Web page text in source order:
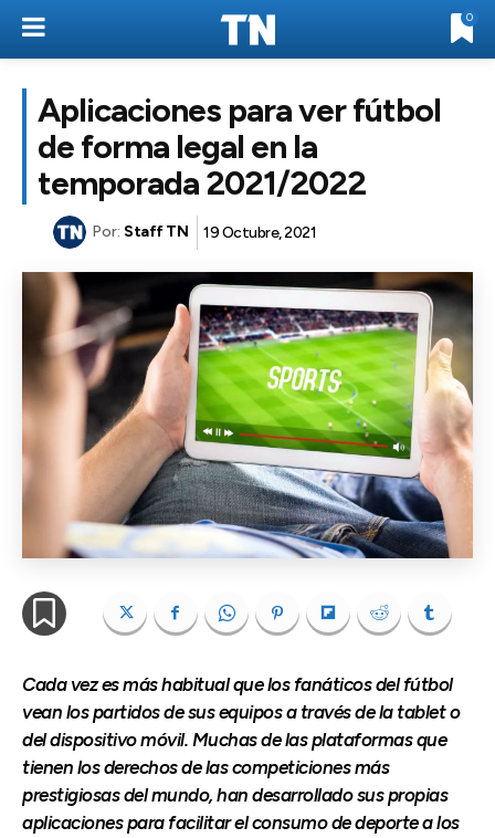
0
Aplicaciones para ver fútbol
de forma legal en la
temporada 2021/2022
Por: Staff TN 19 Octubre, 2021
Cada vez es más habitual que los fanáticos del fútbol
vean los partidos de sus equipos a través de la tablet o
del dispositivo móvil. Muchas de las plataformas que
tienen los derechos de las competiciones más
prestigiosas del mundo, han desarrollado sus propias
aplicaciones para facilitar el consumo de deporte a los